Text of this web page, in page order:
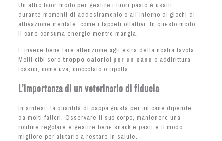
Un altro buon modo per gestire i fuori pasto è usarli
durante momenti di addestramento o all’interno di giochi di
attivazione mentale, come i tappeti olfattivi. In questo modo
il cane consuma energie mentre mangia.
È invece bene fare attenzione agli extra della nostra tavola.
Molti cibi sono troppo calorici per un cane o addirittura
tossici, come uva, cioccolato o cipolla.
L’importanza di un veterinario di fiducia
In sintesi, la quantità di pappa giusta per un cane dipende
da molti fattori. Osservare il suo corpo, mantenere una
routine regolare e gestire bene snack e pasti è il modo
migliore per aiutarlo a restare in salute.